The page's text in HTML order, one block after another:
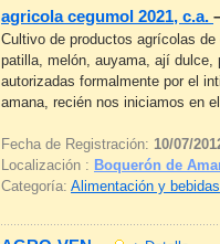
agricola cegumol 2021, c.a.
Cultivo de productos agrícolas
patilla, melón, auyama, ají dulce,
autorizadas formalmente por el
amana, recién nos iniciamos en
Fecha de Registración: 10/07/
Localización : Boquerón de
Categoría: Alimentación y bebidas